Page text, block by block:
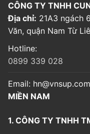
CÔNG TY TNHH
Địa chỉ: 21A3 ngách
Văn, quận Nam Từ
Hotline:
0899 339 028
Email: hn@vnsup.com
MIỀN NAM
1. CÔNG TY TNHH